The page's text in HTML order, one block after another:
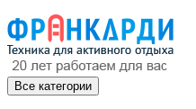
Все категории